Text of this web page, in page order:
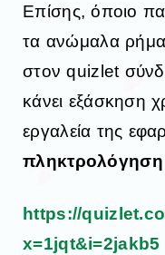
Επίσης, όποιο
τα ανώμαλα
στον quizlet
κάνει εξάσκηση
εργαλεία της
https://
x=1jqt&i=2jakb5